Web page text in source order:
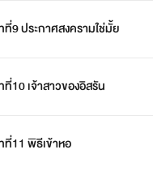
9 ประกาศสงครามใช่มั้ย
10 เจ้าสาวของอิสรัน
11 พิธีเข้าหอ